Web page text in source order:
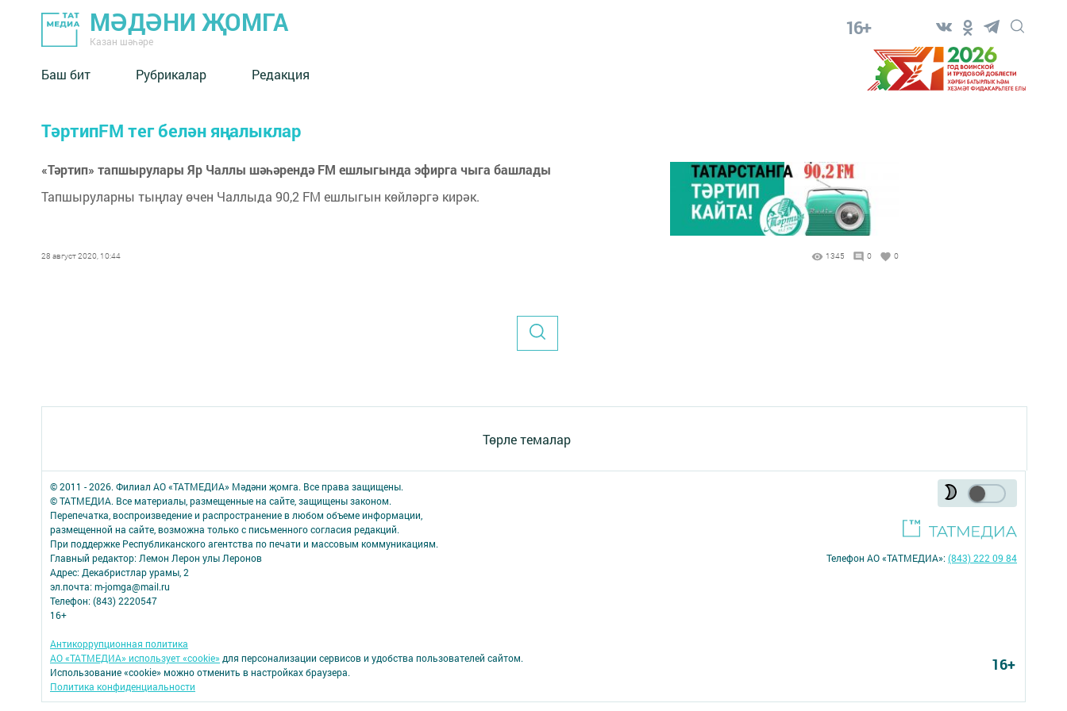
МӘДӘНИ ҖОМГА
Казан шәһәре
16+
Баш бит Рубрикалар Редакция
ТәртипFM тег белән яңалыклар
«Тәртип» тапшырулары Яр Чаллы шәһәрендә FM ешлыгында эфирга чыга башлады
Тапшыруларны тыңлау өчен Чаллыда 90,2 FM ешлыгын көйләргә кирәк.
28 август 2020, 10:44 1345 0 0
Төрле темалар
© 2011 - 2026. Филиал АО «ТАТМЕДИА» Мәдәни җомга. Все права защищены.
© ТАТМЕДИА. Все материалы, размещенные на сайте, защищены законом.
Перепечатка, воспроизведение и распространение в любом объеме информации,
размещенной на сайте, возможна только с письменного согласия редакций.
При поддержке Республиканского агентства по печати и массовым коммуникациям.
Главный редактор: Лемон Лерон улы Леронов
Адрес: Декабристлар урамы, 2
эл.почта: m-jomga@mail.ru
Телефон: (843) 2220547
16+
Антикоррупционная политика
АО «ТАТМЕДИА» использует «cookie» для персонализации сервисов и удобства пользователей сайтом.
Использование «cookie» можно отменить в настройках браузера.
Политика конфиденциальности
Телефон АО «ТАТМЕДИА»:(843) 222 09 84
16+